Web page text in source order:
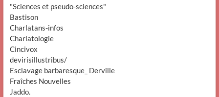
"Sciences et pseudo-sciences"
Bastison
Charlatans-infos
Charlatologie
Cincivox
devirisillustribus/
Esclavage barbaresque_ Derville
Fraîches Nouvelles
Jaddo.